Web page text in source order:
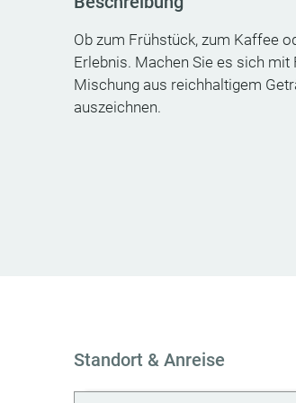
Ob zum Frühstück, zum Kaffee
Erlebnis. Machen Sie es sich
Mischung aus reichhaltigem
auszeichnen.
Standort & Anreise